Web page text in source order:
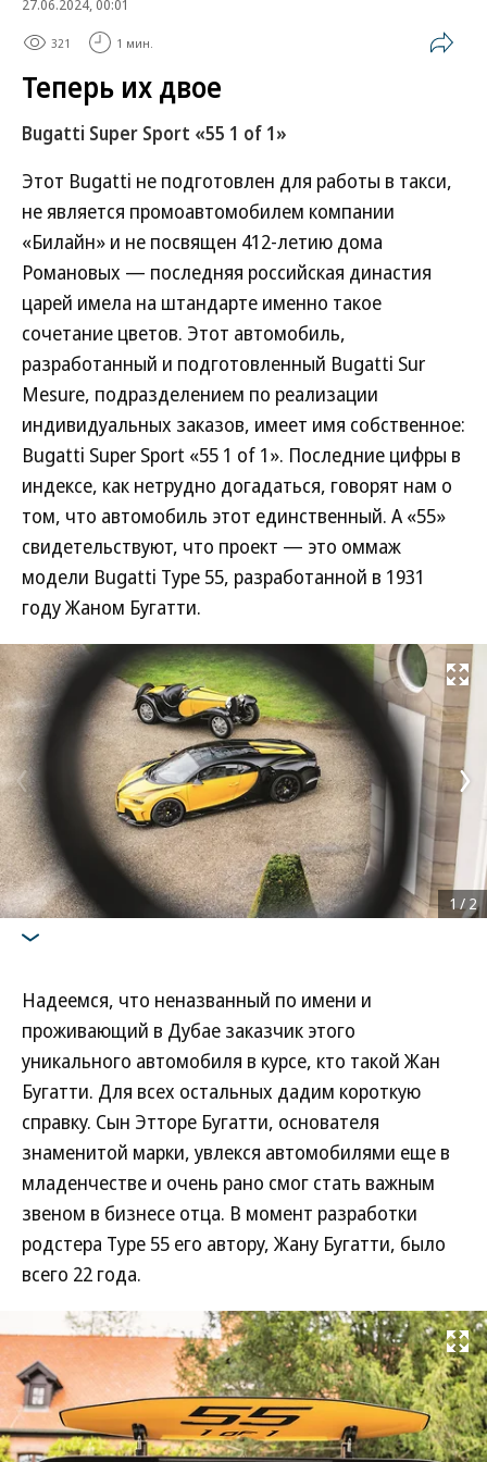
27.06.2024, 00:01
321 1 мин.
Теперь их двое
Bugatti Super Sport «55 1 of 1»
Этот Bugatti не подготовлен для работы в такси,
не является промоавтомобилем компании
«Билайн» и не посвящен 412-летию дома
Романовых — последняя российская династия
царей имела на штандарте именно такое
сочетание цветов. Этот автомобиль,
разработанный и подготовленный Bugatti Sur
Mesure, подразделением по реализации
индивидуальных заказов, имеет имя собственное:
Bugatti Super Sport «55 1 of 1». Последние цифры в
индексе, как нетрудно догадаться, говорят нам о
том, что автомобиль этот единственный. А «55»
свидетельствуют, что проект — это оммаж
модели Bugatti Type 55, разработанной в 1931
году Жаном Бугатти.
Развернуть
1/ 2
Надеемся, что неназванный по имени и
проживающий в Дубае заказчик этого
уникального автомобиля в курсе, кто такой Жан
Бугатти. Для всех остальных дадим короткую
справку. Сын Этторе Бугатти, основателя
знаменитой марки, увлекся автомобилями еще в
младенчестве и очень рано смог стать важным
звеном в бизнесе отца. В момент разработки
родстера Type 55 его автору, Жану Бугатти, было
всего 22 года.
Развернуть